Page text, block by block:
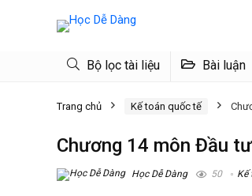
Bộ lọc tài liệu Bài luận
Trang chủ Kế toán quốc tế
Chương 14 môn Đầu
Học Dễ Dàng 50 Kế